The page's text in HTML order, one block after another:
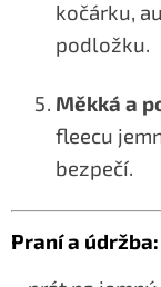
kočárku,
podložku.
Měkká a
fleecu
bezpečí.
Praní a údržba: